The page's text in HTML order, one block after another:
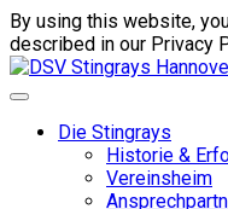
By using this website,
described in our Privacy
Die Stingrays
Historie &
Vereinsheim